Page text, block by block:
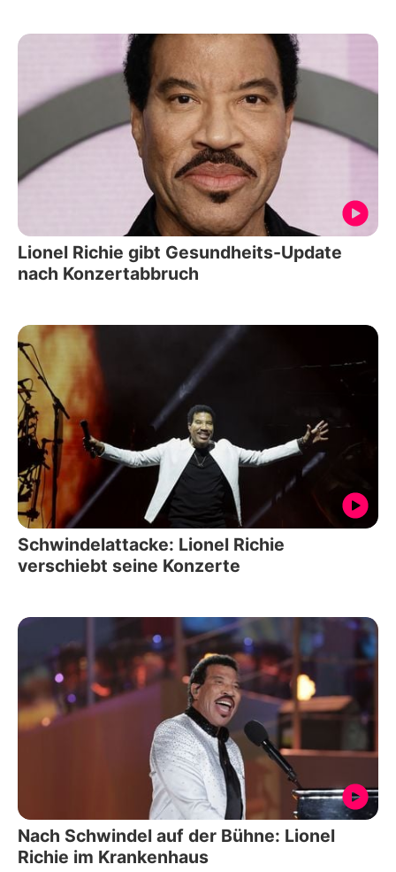
Lionel Richie gibt Gesundheits-Update
nach Konzertabbruch
Schwindelattacke: Lionel Richie
verschiebt seine Konzerte
Nach Schwindel auf der Bühne: Lionel
Richie im Krankenhaus